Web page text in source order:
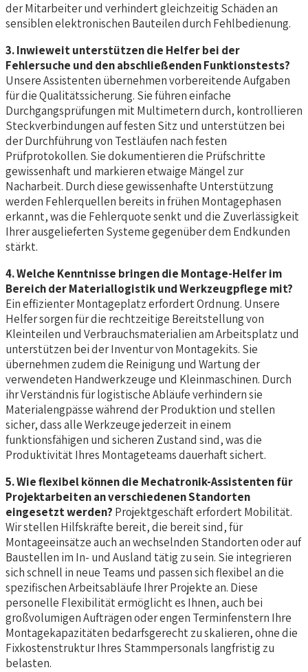
der Mitarbeiter und verhindert gleichzeitig Schäden an
sensiblen elektronischen Bauteilen durch Fehlbedienung.
3. Inwieweit unterstützen die Helfer bei der
Fehlersuche und den abschließenden Funktionstests?
Unsere Assistenten übernehmen vorbereitende Aufgaben
für die Qualitätssicherung. Sie führen einfache
Durchgangsprüfungen mit Multimetern durch, kontrollieren
Steckverbindungen auf festen Sitz und unterstützen bei
der Durchführung von Testläufen nach festen
Prüfprotokollen. Sie dokumentieren die Prüfschritte
gewissenhaft und markieren etwaige Mängel zur
Nacharbeit. Durch diese gewissenhafte Unterstützung
werden Fehlerquellen bereits in frühen Montagephasen
erkannt, was die Fehlerquote senkt und die Zuverlässigkeit
Ihrer ausgelieferten Systeme gegenüber dem Endkunden
stärkt.
4. Welche Kenntnisse bringen die Montage-Helfer im
Bereich der Materiallogistik und Werkzeugpflege mit?
Ein effizienter Montageplatz erfordert Ordnung. Unsere
Helfer sorgen für die rechtzeitige Bereitstellung von
Kleinteilen und Verbrauchsmaterialien am Arbeitsplatz und
unterstützen bei der Inventur von Montagekits. Sie
übernehmen zudem die Reinigung und Wartung der
verwendeten Handwerkzeuge und Kleinmaschinen. Durch
ihr Verständnis für logistische Abläufe verhindern sie
Materialengpässe während der Produktion und stellen
sicher, dass alle Werkzeuge jederzeit in einem
funktionsfähigen und sicheren Zustand sind, was die
Produktivität Ihres Montageteams dauerhaft sichert.
5. Wie flexibel können die Mechatronik-Assistenten für
Projektarbeiten an verschiedenen Standorten
eingesetzt werden? Projektgeschäft erfordert Mobilität.
Wir stellen Hilfskräfte bereit, die bereit sind, für
Montageeinsätze auch an wechselnden Standorten oder auf
Baustellen im In- und Ausland tätig zu sein. Sie integrieren
sich schnell in neue Teams und passen sich flexibel an die
spezifischen Arbeitsabläufe Ihrer Projekte an. Diese
personelle Flexibilität ermöglicht es Ihnen, auch bei
großvolumigen Aufträgen oder engen Terminfenstern Ihre
Montagekapazitäten bedarfsgerecht zu skalieren, ohne die
Fixkostenstruktur Ihres Stammpersonals langfristig zu
belasten.